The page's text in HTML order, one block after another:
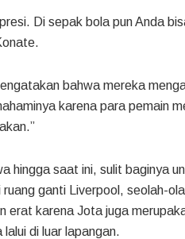
Di sepak bola pun Anda
bahwa mereka
karena para pemain
hingga saat ini, sulit baginya
ruang ganti Liverpool, seolah-
erat karena Jota juga
di luar lapangan.